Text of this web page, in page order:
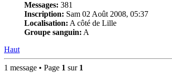
Messages: 381
Inscription: Sam 02 Août 2008, 05:37
Localisation: A côté de Lille
Groupe sanguin: A
Haut
1 message • Page 1 sur 1